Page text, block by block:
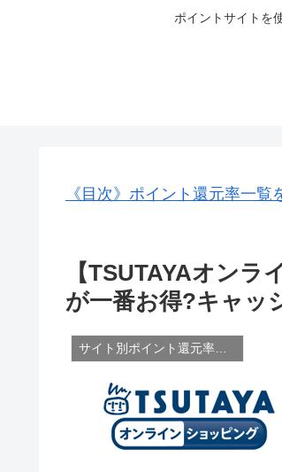
ポイントサイトを
《目次》ポイント還元率一
【TSUTAYAオン
が一番お得?キャッ
サイト別ポイント還元率一覧